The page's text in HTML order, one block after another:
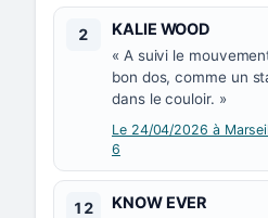
2 Numéro 2 :
KALIE WOOD
« A suivi le
bon dos, comme un
dans le couloir. »
Le 24/04/2026 à
6
12 Numéro 12 :
KNOW EVER